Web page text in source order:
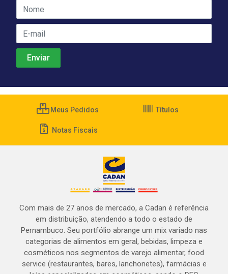
Meus Pedidos Títulos
Notas Fiscais
Com mais de 27 anos de mercado, a Cadan é referência
em distribuição, atendendo a todo o estado de
Pernambuco. Seu portfólio abrange um mix variado nas
categorias de alimentos em geral, bebidas, limpeza e
cosméticos nos segmentos de varejo alimentar, food
service (restaurantes, bares, lanchonetes), farmácias e